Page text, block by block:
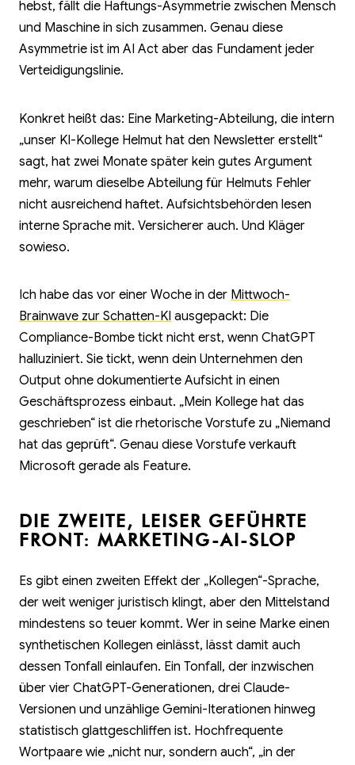
hebst, fällt die Haftungs-Asymmetrie zwischen Mensch
und Maschine in sich zusammen. Genau diese
Asymmetrie ist im AI Act aber das Fundament jeder
Verteidigungslinie.
Konkret heißt das: Eine Marketing-Abteilung, die intern
„unser KI-Kollege Helmut hat den Newsletter erstellt“
sagt, hat zwei Monate später kein gutes Argument
mehr, warum dieselbe Abteilung für Helmuts Fehler
nicht ausreichend haftet. Aufsichts­behörden lesen
interne Sprache mit. Versicherer auch. Und Kläger
sowieso.
Ich habe das vor einer Woche in der Mittwoch-
Brainwave zur Schatten-KI ausgepackt: Die
Compliance-Bombe tickt nicht erst, wenn ChatGPT
halluziniert. Sie tickt, wenn dein Unternehmen den
Output ohne dokumentierte Aufsicht in einen
Geschäftsprozess einbaut. „Mein Kollege hat das
geschrieben“ ist die rhetorische Vorstufe zu „Niemand
hat das geprüft“. Genau diese Vorstufe verkauft
Microsoft gerade als Feature.
DIE ZWEITE, LEISER GEFÜHRTE
FRONT: MARKETING-AI-SLOP
Es gibt einen zweiten Effekt der „Kollegen“-Sprache,
der weit weniger juristisch klingt, aber den Mittelstand
mindestens so teuer kommt. Wer in seine Marke einen
synthetischen Kollegen einlässt, lässt damit auch
dessen Tonfall einlaufen. Ein Tonfall, der inzwischen
über vier ChatGPT-Generationen, drei Claude-
Versionen und unzählige Gemini-Iterationen hinweg
statistisch glattgeschliffen ist. Hochfrequente
Wortpaare wie „nicht nur, sondern auch“, „in der